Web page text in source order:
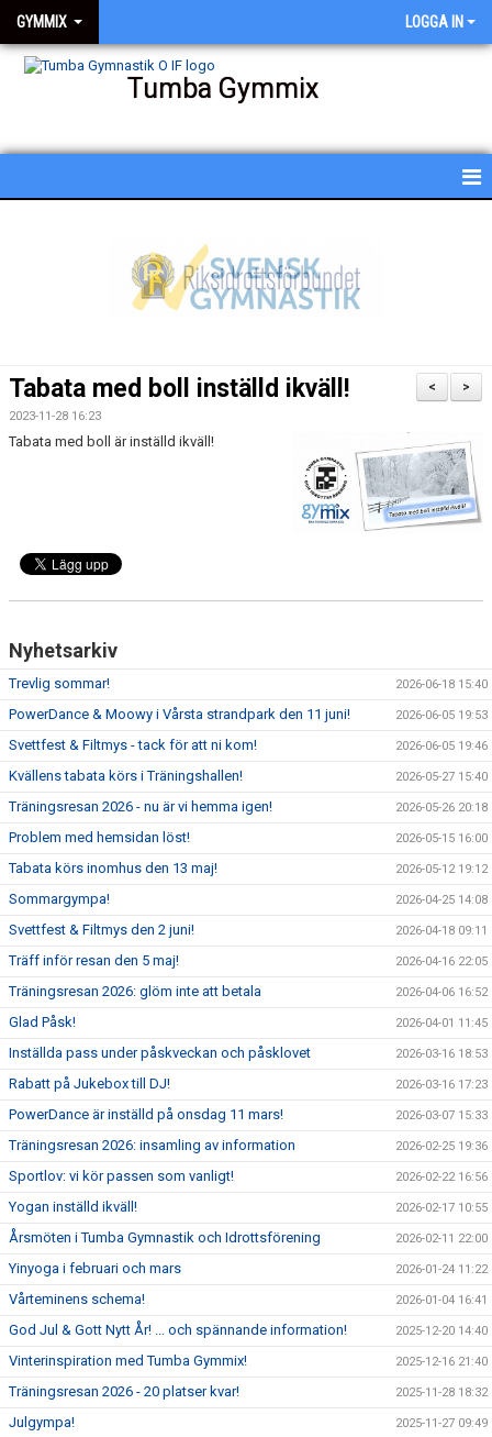
GYMMIX LOGGA IN
Tumba Gymmix
BESKRIVNING AV PASSEN
TRÄNINGSRESA
TRIVSELREGLER
KONTAKT
VÅRA HALLAR
PRISER
>
<
Tabata med boll inställd ikväll!
2023-11-28 16:23
Tabata med boll är inställd ikväll!
Nyhetsarkiv
Trevlig sommar! 2026-06-18 15:40
PowerDance & Moowy i Vårsta strandpark den 11 juni! 2026-06-05 19:53
Svettfest & Filtmys - tack för att ni kom! 2026-06-05 19:46
Kvällens tabata körs i Träningshallen! 2026-05-27 15:40
Träningsresan 2026 - nu är vi hemma igen! 2026-05-26 20:18
Problem med hemsidan löst! 2026-05-15 16:00
Tabata körs inomhus den 13 maj! 2026-05-12 19:12
Sommargympa! 2026-04-25 14:08
Svettfest & Filtmys den 2 juni! 2026-04-18 09:11
Träff inför resan den 5 maj! 2026-04-16 22:05
Träningsresan 2026: glöm inte att betala 2026-04-06 16:52
Glad Påsk! 2026-04-01 11:45
Inställda pass under påskveckan och påsklovet 2026-03-16 18:53
Rabatt på Jukebox till DJ! 2026-03-16 17:23
PowerDance är inställd på onsdag 11 mars! 2026-03-07 15:33
Träningsresan 2026: insamling av information 2026-02-25 19:36
Sportlov: vi kör passen som vanligt! 2026-02-22 16:56
Yogan inställd ikväll! 2026-02-17 10:55
Årsmöten i Tumba Gymnastik och Idrottsförening 2026-02-11 22:00
Yinyoga i februari och mars 2026-01-24 11:22
Vårteminens schema! 2026-01-04 16:41
God Jul & Gott Nytt År! ... och spännande information! 2025-12-20 14:40
Vinterinspiration med Tumba Gymmix! 2025-12-16 21:40
Träningsresan 2026 - 20 platser kvar! 2025-11-28 18:32
Julgympa! 2025-11-27 09:49